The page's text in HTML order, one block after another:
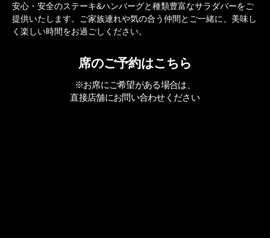
安心・安全のステーキ&ハンバーグと種類豊富なサラダバーをご
提供いたします。ご家族連れや気の合う仲間とご一緒に、美味し
く楽しい時間をお過ごしください。
席のご予約はこちら
※お席にご希望がある場合は、
直接店舗にお問い合わせください